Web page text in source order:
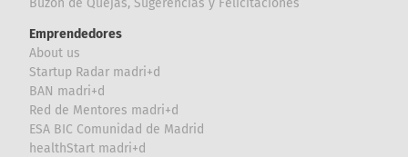
Emprendedores
About us
Startup Radar madri+d
BAN madri+d
Red de Mentores madri+d
ESA BIC Comunidad de Madrid
healthStart madri+d